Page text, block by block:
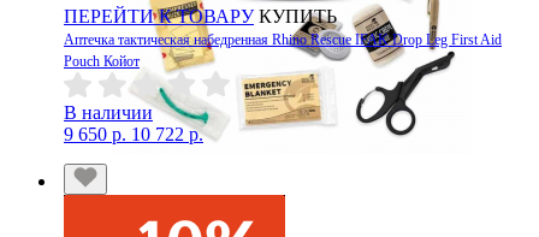
ПЕРЕЙТИ К ТОВАРУ КУПИТЬ
Аптечка тактическая набедренная Rhino Rescue IFAK Drop Leg First Aid
Pouch Койот
В наличии
9 650 р. 10 722 р.